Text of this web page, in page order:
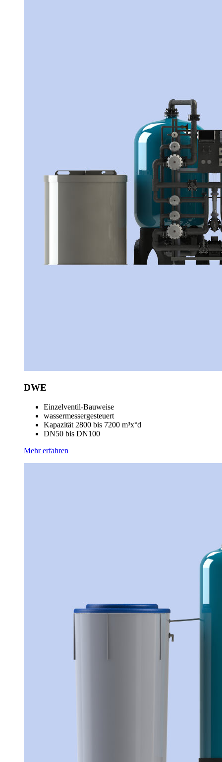
DWE
Einzelventil-Bauweise
wassermessergesteuert
Kapazität 2800 bis 7200 m³x°d
DN50 bis DN100
Mehr erfahren